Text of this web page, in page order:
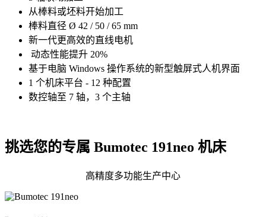
从棒料或坯料开始加工
棒料直径 Ø 42 / 50 / 65 mm
新一代更高效的直线电机
动态性能提升 20%
基于电脑 Windows 操作系统的新型触屏式人机界面
1 个机床平台 - 12 种配置
数控轴至 7 轴，3 个主轴
挑选您的专属 Bumotec 191neo 机床
高精度多功能生产中心